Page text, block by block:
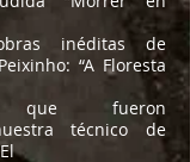
inéditas de
“A Floresta
que fueron
técnico de